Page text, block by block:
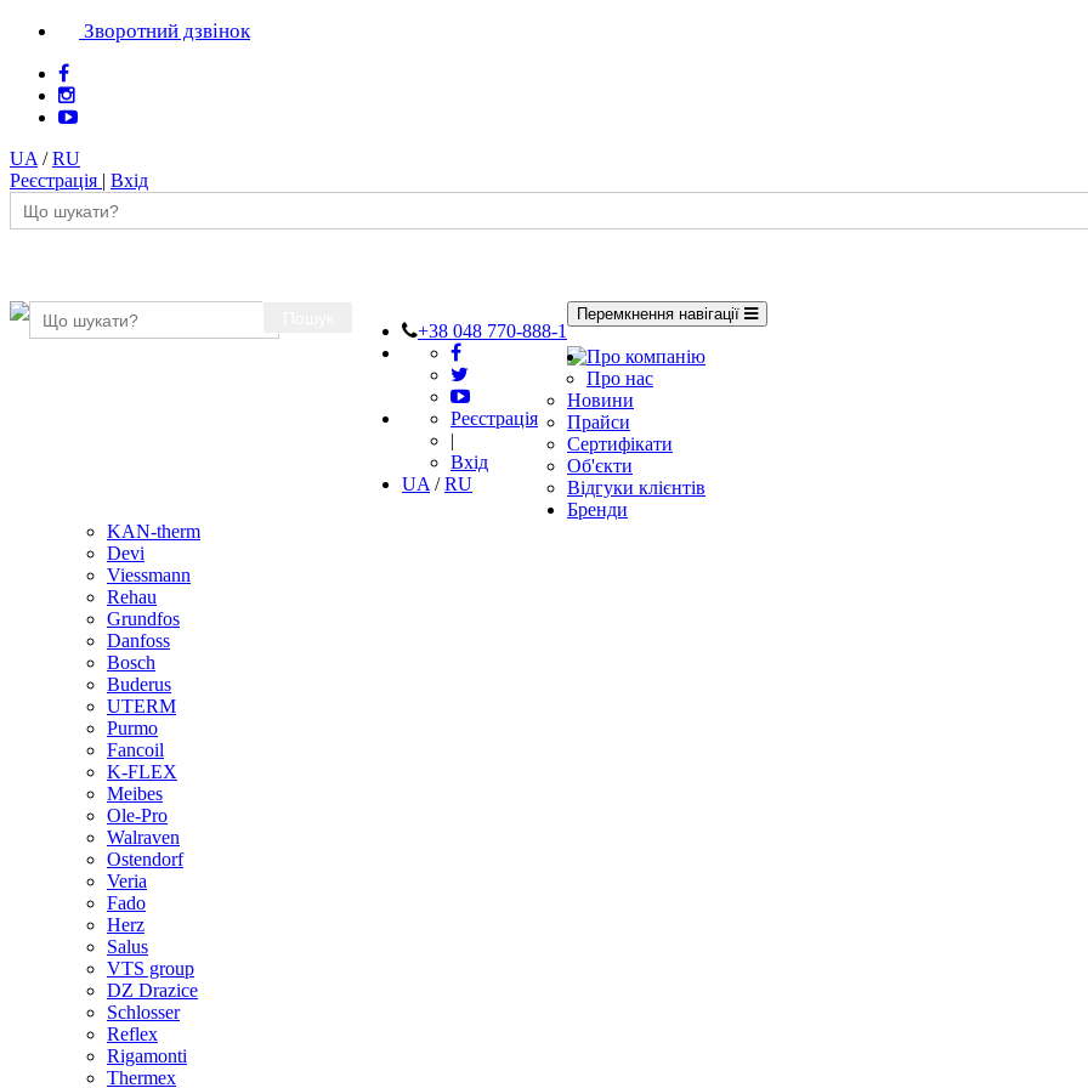
Зворотний дзвінок
UA /RU
Реєстрація | Вхід
+38 048 770-888-1
Реєстрація
|
Вхід
UA /RU
Перемкнення навігації
Про компанію
Про нас
Новини
Прайси
Сертифікати
Об'єкти
Відгуки клієнтів
Бренди
KAN-therm
Devi
Viessmann
Rehau
Grundfos
Danfoss
Bosch
Buderus
UTERM
Purmo
Fancoil
K-FLEX
Meibes
Ole-Pro
Walraven
Ostendorf
Veria
Fado
Herz
Salus
VTS group
DZ Drazice
Schlosser
Reflex
Rigamonti
Thermex